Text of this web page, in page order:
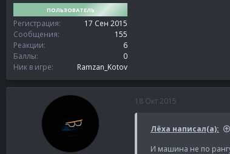
ПОЛЬЗОВАТЕЛЬ
Регистрация
17 Сен 2015
Сообщения
155
Реакции
6
Баллы
0
Ник в игре
Ramzan_Kotov
18 Окт 2015
Лёха написал(а):
И машина не по